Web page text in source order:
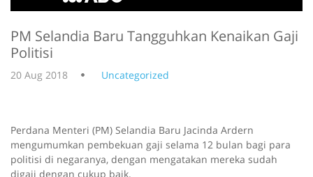
PM Selandia Baru Tangguhkan Kenaikan Gaji
Politisi
20 Aug 2018 Uncategorized
Perdana Menteri (PM) Selandia Baru Jacinda Ardern
mengumumkan pembekuan gaji selama 12 bulan bagi para
politisi di negaranya, dengan mengatakan mereka sudah
digaji dengan cukup baik.